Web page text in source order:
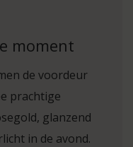
moment
de voordeur
prachtige
glanzend
in de avond.